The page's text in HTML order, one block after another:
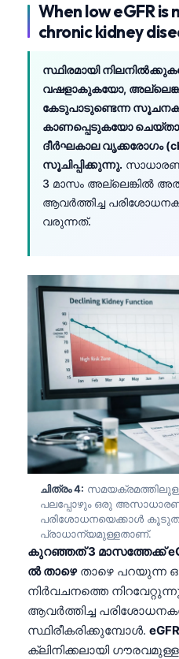
When low eGFR
chronic kidney
സ്ഥിരമായി
വഷളാകുകയോ,
കേടുപാടുണ്ടെന്ന
കാണപ്പെടുകയോ
ദീർഘകാല വൃക്കരോഗം
സൂചിപ്പിക്കുന്നു.
3 മാസം അല്ലെങ്കിൽ
ആവർത്തിച്ച
വരുന്നത്.
ചിത്രം 4:
പലപ്പോഴും ഒരു
പരിശോധനയെക്കാൾ
പ്രാധാന്യമുള്ളതാണ്.
കുറഞ്ഞത് 3 മാസത്തേക്ക്
ൽ താഴെതാഴെ പറയുന്ന
നിർവചനത്തെ
ആവർത്തിച്ച
സ്ഥിരീകരിക്കുമ്പോൾ.
ക്ലിനിക്കലായി
Galego
Latviešu valoda
Македонски јазик
Gàidhlig
Occitan
العربية المغربية
Afrikaans
Монгол
ພາສາລາວ
Basa Jawa
Cebuano
ئۇيغۇرچە
Кыргызча
Татар теле
Esperanto
Frysk
Ślōnskŏ gŏdka
Norsk bokmål